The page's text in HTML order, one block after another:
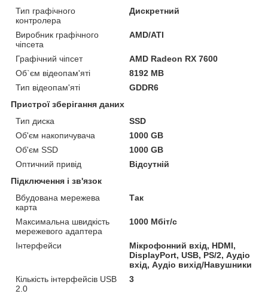
Тип графічного
контролера
Дискретний
Виробник графічного
чіпсета
AMD/ATI
Графічний чіпсет
AMD Radeon RX 7600
Об`єм відеопам'яті
8192 MB
Тип відеопам'яті
GDDR6
Пристрої зберігання даних
Тип диска
SSD
Об'єм накопичувача
1000 GB
Об'єм SSD
1000 GB
Оптичний привід
Відсутній
Підключення і зв'язок
Вбудована мережева
карта
Так
Максимальна швидкість
мережевого адаптера
1000 Мбіт/с
Інтерфейси
Мікрофонний вхід, HDMI,
DisplayPort, USB, PS/2, Аудіо
вхід, Аудіо вихід/Навушники
Кількість інтерфейсів USB
2.0
3